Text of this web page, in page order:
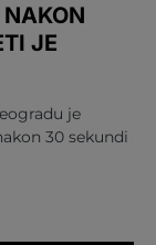
JE
je
30 sekundi